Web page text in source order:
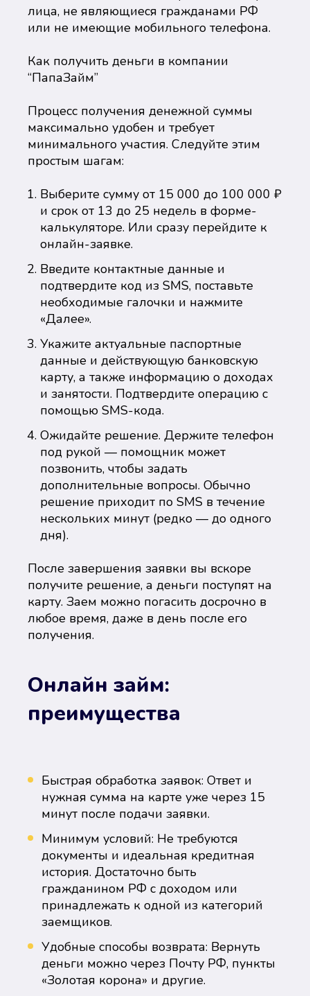
лица, не являющиеся гражданами РФ
или не имеющие мобильного телефона.
Как получить деньги в компании
“ПапаЗайм”
Процесс получения денежной суммы
максимально удобен и требует
минимального участия. Следуйте этим
простым шагам:
Выберите сумму от 15 000 до 100 000 ₽
и срок от 13 до 25 недель в форме-
калькуляторе. Или сразу перейдите к
онлайн-заявке.
Введите контактные данные и
подтвердите код из SMS, поставьте
необходимые галочки и нажмите
«Далее».
Укажите актуальные паспортные
данные и действующую банковскую
карту, а также информацию о доходах
и занятости. Подтвердите операцию с
помощью SMS-кода.
Ожидайте решение. Держите телефон
под рукой — помощник может
позвонить, чтобы задать
дополнительные вопросы. Обычно
решение приходит по SMS в течение
нескольких минут (редко — до одного
дня).
После завершения заявки вы вскоре
получите решение, а деньги поступят на
карту. Заем можно погасить досрочно в
любое время, даже в день после его
получения.
Онлайн займ:
преимущества
Быстрая обработка заявок: Ответ и
нужная сумма на карте уже через 15
минут после подачи заявки.
Минимум условий: Не требуются
документы и идеальная кредитная
история. Достаточно быть
гражданином РФ с доходом или
принадлежать к одной из категорий
заемщиков.
Удобные способы возврата: Вернуть
деньги можно через Почту РФ, пункты
«Золотая корона» и другие.